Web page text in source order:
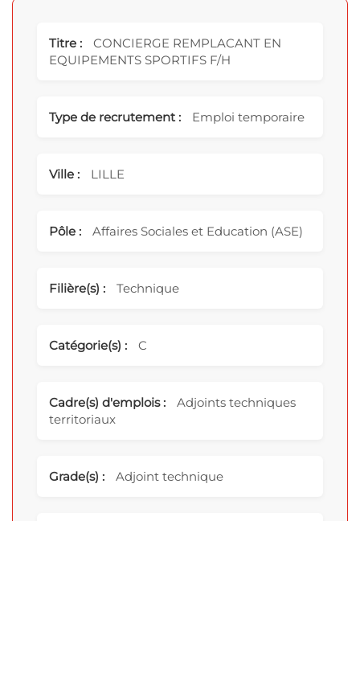
Titre :
CONCIERGE REMPLACANT EN
EQUIPEMENTS SPORTIFS F/H
Type de recrutement : Emploi temporaire
Ville : LILLE
Pôle : Affaires Sociales et Education (ASE)
Filière(s) : Technique
Catégorie(s) : C
Cadre(s) d'emplois :
Adjoints techniques
territoriaux
Grade(s) : Adjoint technique